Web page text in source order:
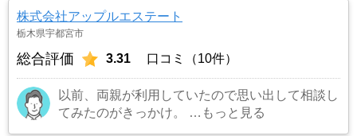
介するサイトに登録したところ、数社から反応が
あったが、地元の会社であること、社長が非常に
っと見る
株式会社アップルエステート
栃木県宇都宮市
総合評価 3.31 口コミ（10件）
以前、両親が利用していたので思い出して相談し
てみたのがきっかけ。
…もっと見る